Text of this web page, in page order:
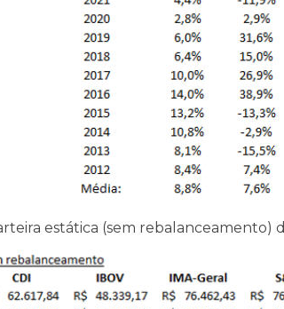
estática (sem rebalanceamento)